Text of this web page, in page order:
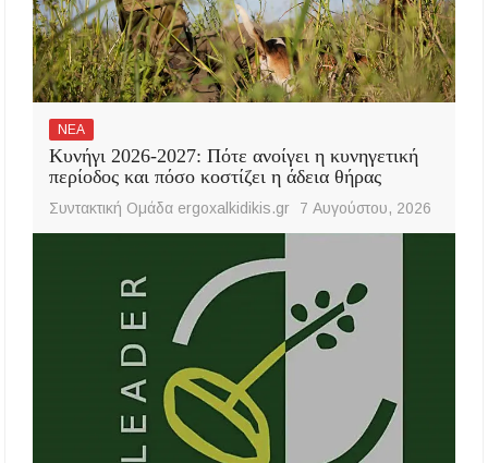
ΝΕΑ
Κυνήγι 2026-2027: Πότε ανοίγει η κυνηγετική
περίοδος και πόσο κοστίζει η άδεια θήρας
Συντακτική Ομάδα ergoxalkidikis.gr 7 Αυγούστου, 2026